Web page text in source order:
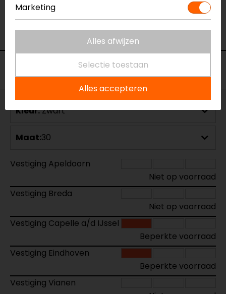
Seizoen
Ventilatie
Luchtdoorlatend textiel
Pasvorm
Slim fit
Kleur:Zwart
Maat:30
Vestiging Apeldoorn
Niet op voorraad
Vestiging Breda
Niet op voorraad
Vestiging Capelle a/d IJssel
Beperkte voorraad
Vestiging Eindhoven
Beperkte voorraad
Vestiging Vianen
Marketing
Alles afwijzen
Selectie toestaan
Alles accepteren